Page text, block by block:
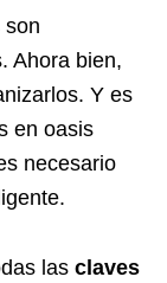
son
Ahora bien,
Y es
en oasis
necesario
las claves